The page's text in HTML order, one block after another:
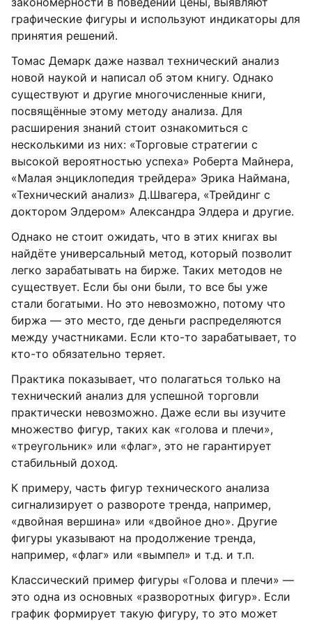
графические фигуры и используют индикаторы для
принятия решений.
Томас Демарк даже назвал технический анализ
новой наукой и написал об этом книгу. Однако
существуют и другие многочисленные книги,
посвящённые этому методу анализа. Для
расширения знаний стоит ознакомиться с
несколькими из них: «Торговые стратегии с
высокой вероятностью успеха» Роберта Майнера,
«Малая энциклопедия трейдера» Эрика Наймана,
«Технический анализ» Д.Швагера, «Трейдинг с
доктором Элдером» Александра Элдера и другие.
Однако не стоит ожидать, что в этих книгах вы
найдёте универсальный метод, который позволит
легко зарабатывать на бирже. Таких методов не
существует. Если бы они были, то все бы уже
стали богатыми. Но это невозможно, потому что
биржа — это место, где деньги распределяются
между участниками. Если кто-то зарабатывает, то
кто-то обязательно теряет.
Практика показывает, что полагаться только на
технический анализ для успешной торговли
практически невозможно. Даже если вы изучите
множество фигур, таких как «голова и плечи»,
«треугольник» или «флаг», это не гарантирует
стабильный доход.
К примеру, часть фигур технического анализа
сигнализирует о развороте тренда, например,
«двойная вершина» или «двойное дно». Другие
фигуры указывают на продолжение тренда,
например, «флаг» или «вымпел» и т.д. и т.п.
Классический пример фигуры «Голова и плечи» —
это одна из основных «разворотных фигур». Если
график формирует такую фигуру, то это может